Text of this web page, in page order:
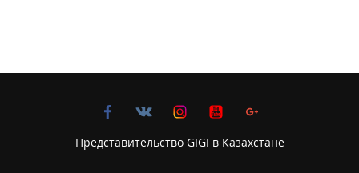
Представительство GIGI в Казахстане